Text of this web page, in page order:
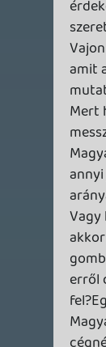
hjetyekus
Erről jut
kávét...
Megyek,
GYUFo
GYUFo
Persze
de ahhoz
igenis
végre
fizuért
zorgo